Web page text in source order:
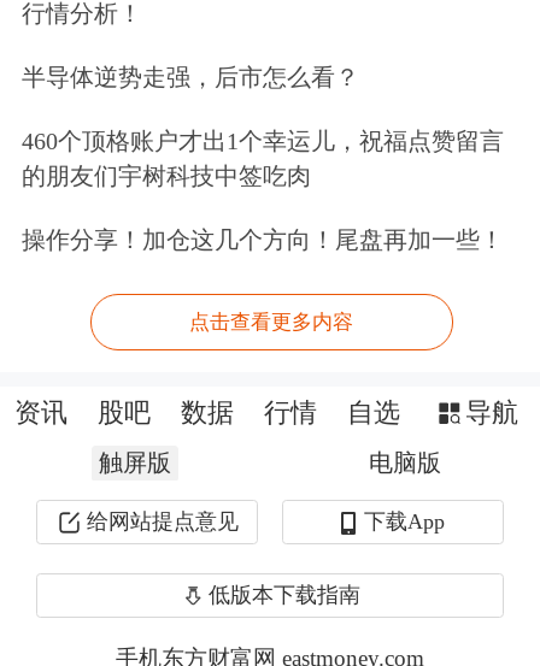
不但不能解决问题，还会激发矛盾。另
一方面，王石指出，现在社会的心态完
全是在看热闹。“对于这个我是感到悲
哀的”。
他表示，现在更重要的是，企业家本身
么直面。“我觉得企业、企业家、员工
和社会应该更多地理解，如何来面对困
难。如果有点什么问题，还是更多地通
行情分析！
半导体逆势走强，后市怎么看？
460个顶格账户才出1个幸运儿，祝福点赞留言
的朋友们宇树科技中签吃肉
操作分享！加仓这几个方向！尾盘再加一些！
点击查看更多内容
资讯 股吧 数据 行情 自选 导航
触屏版 电脑版
给网站提点意见 下载App
低版本下载指南
手机东方财富网 eastmoney.com